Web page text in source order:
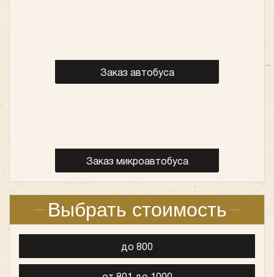
Заказ автобуса
Заказ микроавтобуса
Выбрать стоимость
до 800